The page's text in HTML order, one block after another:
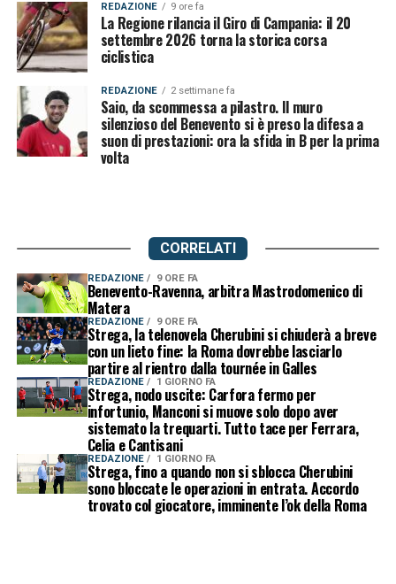
REDAZIONE 9 ore fa
La Regione rilancia il Giro di Campania: il 20
settembre 2026 torna la storica corsa
ciclistica
REDAZIONE 2 settimane fa
Saio, da scommessa a pilastro. Il muro
silenzioso del Benevento si è preso la difesa a
suon di prestazioni: ora la sfida in B per la prima
volta
CORRELATI
REDAZIONE 9 ORE FA
Benevento-Ravenna, arbitra Mastrodomenico di
Matera
REDAZIONE 9 ORE FA
Strega, la telenovela Cherubini si chiuderà a breve
con un lieto fine: la Roma dovrebbe lasciarlo
partire al rientro dalla tournée in Galles
REDAZIONE 1 GIORNO FA
Strega, nodo uscite: Carfora fermo per
infortunio, Manconi si muove solo dopo aver
sistemato la trequarti. Tutto tace per Ferrara,
Celia e Cantisani
REDAZIONE 1 GIORNO FA
Strega, fino a quando non si sblocca Cherubini
sono bloccate le operazioni in entrata. Accordo
trovato col giocatore, imminente l’ok della Roma